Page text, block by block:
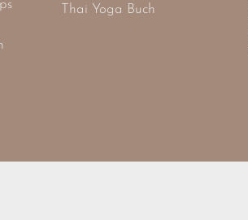
Thai Yoga Buch